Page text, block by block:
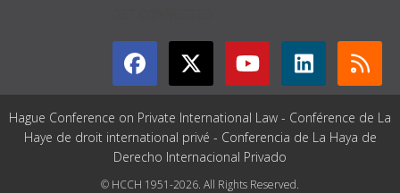
Hague Conference on Private International Law - Conférence de La
Haye de droit international privé - Conferencia de La Haya de
Derecho Internacional Privado
© HCCH 1951-2026. All Rights Reserved.